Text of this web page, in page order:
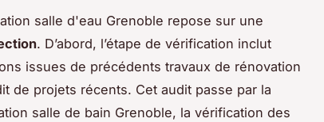
salle d'eau Grenoble repose sur une
. D’abord, l’étape de vérification inclut
issues de précédents travaux de rénovation
de projets récents. Cet audit passe par la
salle de bain Grenoble, la vérification des